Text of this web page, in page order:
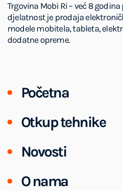
Trgovina Mobi Ri – već 8
djelatnost je prodaja
modele mobitela, tableta,
dodatne opreme.
Početna
Otkup tehnike
Novosti
O nama